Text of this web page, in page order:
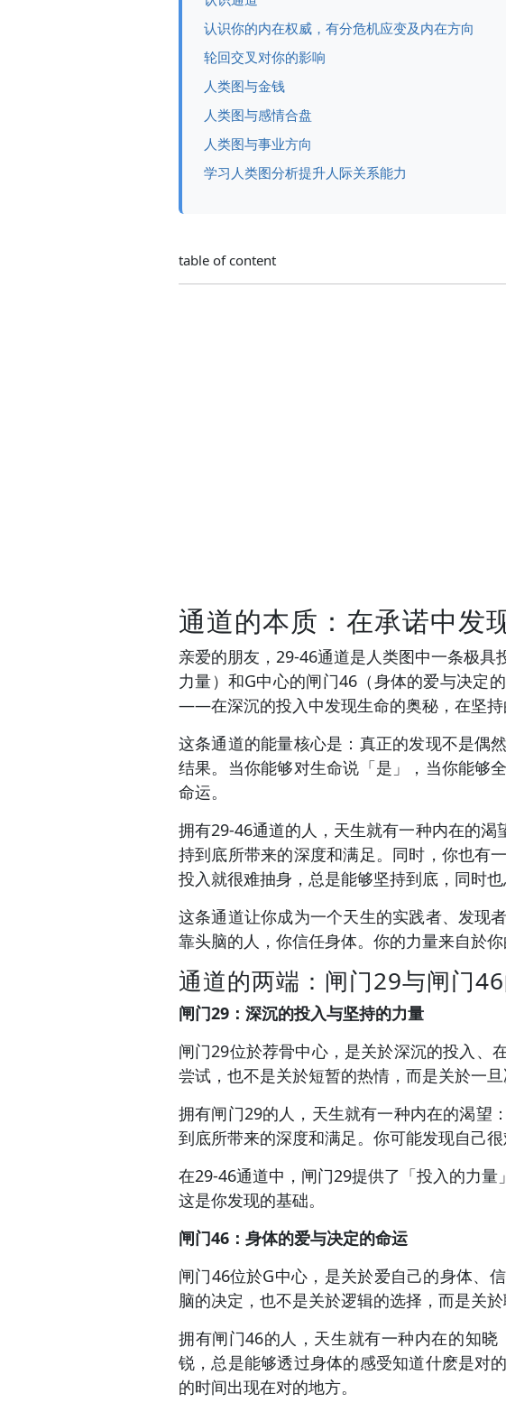
认识你的内在权威，有分危机应变及内在方向
轮回交叉对你的影响
人类图与金钱
人类图与感情合盘
人类图与事业方向
学习人类图分析提升人际关系能力
table of content
通道的本质：在承诺中发
亲爱的朋友，29-46通道是人类图中一条极
力量）和G中心的闸门46（身体的爱与决定
——在深沉的投入中发现生命的奥秘，在坚持
这条通道的能量核心是：真正的发现不是偶
结果。当你能够对生命说「是」，当你能够
命运。
拥有29-46通道的人，天生就有一种内在的
持到底所带来的深度和满足。同时，你也有
投入就很难抽身，总是能够坚持到底，同时
这条通道让你成为一个天生的实践者、发现
靠头脑的人，你信任身体。你的力量来自於
通道的两端：闸门29与闸门
闸门29：深沉的投入与坚持的力量
闸门29位於荐骨中心，是关於深沉的投入、
尝试，也不是关於短暂的热情，而是关於一
拥有闸门29的人，天生就有一种内在的渴望
到底所带来的深度和满足。你可能发现自己
在29-46通道中，闸门29提供了「投入的力
这是你发现的基础。
闸门46：身体的爱与决定的命运
闸门46位於G中心，是关於爱自己的身体、
脑的决定，也不是关於逻辑的选择，而是关
拥有闸门46的人，天生就有一种内在的知
锐，总是能够透过身体的感受知道什麽是对
的时间出现在对的地方。